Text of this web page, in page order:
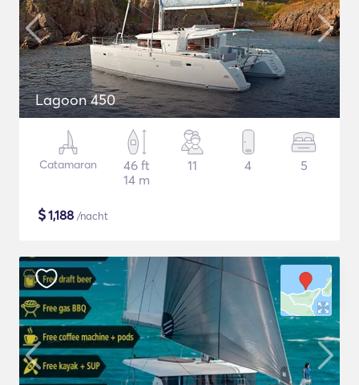
Lagoon 450
Catamaran
46 ft
14 m
11 4 5
$1,188 /nacht